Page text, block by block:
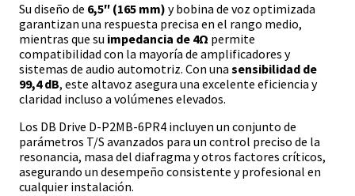
Su diseño de 6,5″ (165 mm) y bobina de voz optimizada
garantizan una respuesta precisa en el rango medio,
mientras que su impedancia de 4Ω permite
compatibilidad con la mayoría de amplificadores y
sistemas de audio automotriz. Con una sensibilidad de
99,4 dB, este altavoz asegura una excelente eficiencia y
claridad incluso a volúmenes elevados.
Los DB Drive D-P2MB-6PR4 incluyen un conjunto de
parámetros T/S avanzados para un control preciso de la
resonancia, masa del diafragma y otros factores críticos,
asegurando un desempeño consistente y profesional en
cualquier instalación.